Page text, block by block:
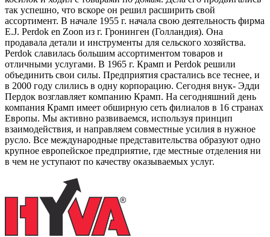
так успешно, что вскоре он решил расширить свой
ассортимент. В начале 1955 г. начала свою деятельность фирма
E.J. Perdok en Zoon из г. Гронинген (Голландия). Она
продавала детали и инструменты для сельского хозяйства.
Perdok славилась большим ассортиментом товаров и
отличными услугами. В 1965 г. Крамп и Perdok решили
объединить свои силы. Предприятия срастались все теснее, и
в 2000 году слились в одну корпорацию. Сегодня внук- Эдди
Пердок возглавляет компанию Крамп. На сегодняшний день
компания Крамп имеет обширную сеть филиалов в 16 странах
Европы. Мы активно развиваемся, используя принцип
взаимодействия, и направляем совместные усилия в нужное
русло. Все международные представительства образуют одно
крупное европейское предприятие, где местные отделения ни
в чем не уступают по качеству оказываемых услуг.